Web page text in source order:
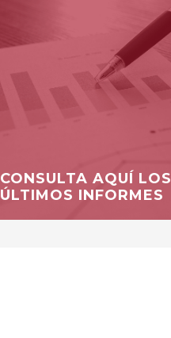
CONSULTA AQUÍ LOS
ÚLTIMOS INFORMES